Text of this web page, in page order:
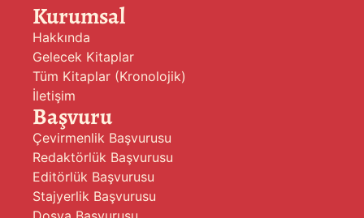
Kurumsal
Hakkında
Gelecek Kitaplar
Tüm Kitaplar (Kronolojik)
İletişim
Başvuru
Çevirmenlik Başvurusu
Redaktörlük Başvurusu
Editörlük Başvurusu
Stajyerlik Başvurusu